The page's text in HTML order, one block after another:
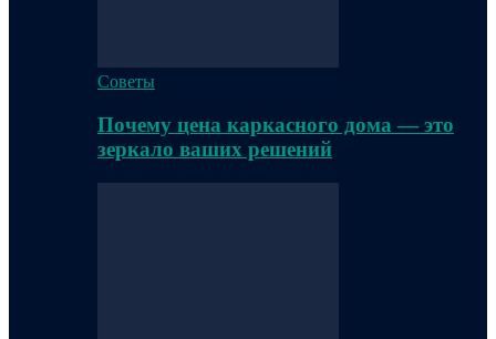
Советы
Почему цена каркасного дома — это
зеркало ваших решений